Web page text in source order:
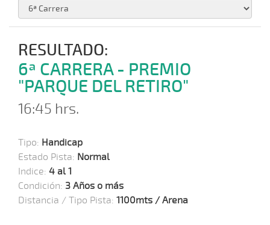
RESULTADO:
6ª CARRERA - PREMIO
"PARQUE DEL RETIRO"
16:45 hrs.
Tipo: Handicap
Estado Pista: Normal
Indice: 4 al 1
Condición: 3 Años o más
Distancia / Tipo Pista: 1100mts / Arena